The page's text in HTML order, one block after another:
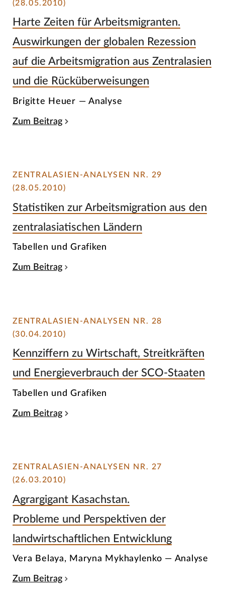
(28.05.2010)
Harte Zeiten für Arbeitsmigranten.
Auswirkungen der globalen Rezession
auf die Arbeitsmigration aus Zentralasien
und die Rücküberweisungen
Brigitte Heuer — Analyse
Zum Beitrag
ZENTRALASIEN-ANALYSEN NR. 29
(28.05.2010)
Statistiken zur Arbeitsmigration aus den
zentralasiatischen Ländern
Tabellen und Grafiken
Zum Beitrag
ZENTRALASIEN-ANALYSEN NR. 28
(30.04.2010)
Kennziffern zu Wirtschaft, Streitkräften
und Energieverbrauch der SCO-Staaten
Tabellen und Grafiken
Zum Beitrag
ZENTRALASIEN-ANALYSEN NR. 27
(26.03.2010)
Agrargigant Kasachstan.
Probleme und Perspektiven der
landwirtschaftlichen Entwicklung
Vera Belaya, Maryna Mykhaylenko — Analyse
Zum Beitrag